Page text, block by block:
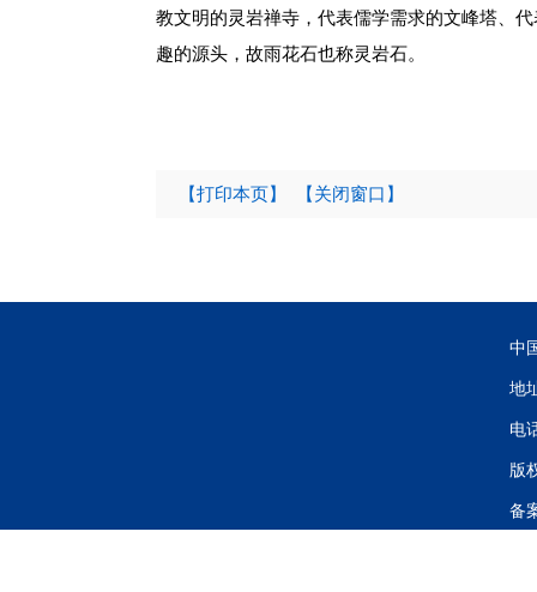
教文明的灵岩禅寺，代表儒学需求的文峰塔、
趣的源头，故雨花石也称灵岩石。
【打印本页】 【关闭窗口】
中
地
电
版
备